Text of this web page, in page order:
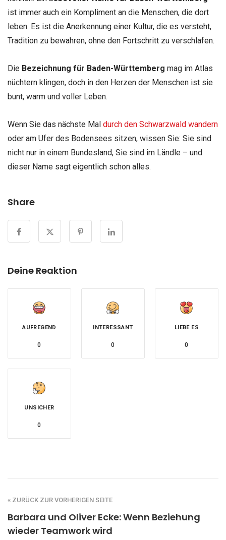
ist immer auch ein Kompliment an die Menschen, die dort
leben. Es ist die Anerkennung einer Kultur, die es versteht,
Tradition zu bewahren, ohne den Fortschritt zu verschlafen.
Die Bezeichnung für Baden-Württemberg mag im Atlas
nüchtern klingen, doch in den Herzen der Menschen ist sie
bunt, warm und voller Leben.
Wenn Sie das nächste Mal durch den Schwarzwald wandern
oder am Ufer des Bodensees sitzen, wissen Sie: Sie sind
nicht nur in einem Bundesland, Sie sind im Ländle – und
dieser Name sagt eigentlich schon alles.
Share
Deine Reaktion
AUFREGEND
0
INTERESSANT
0
LIEBE ES
0
UNSICHER
0
« ZURÜCK ZUR VORHERIGEN SEITE
Barbara und Oliver Ecke: Wenn Beziehung
wieder Teamwork wird